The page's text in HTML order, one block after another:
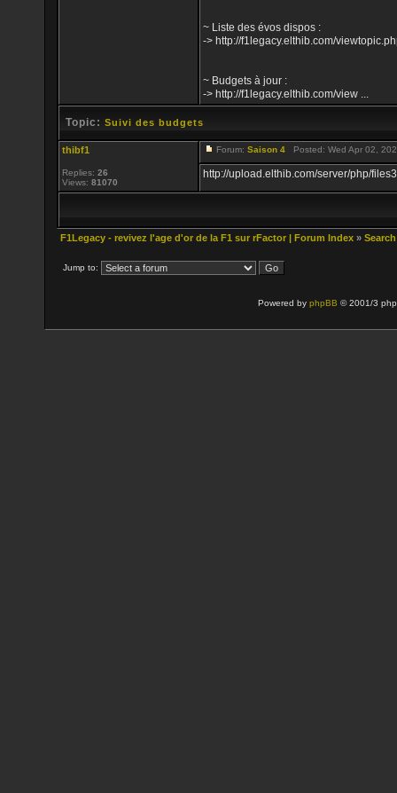
~ Liste des évos dispos :
-> http://f1legacy.elthib.com/
~ Budgets à jour :
-> http://f1legacy.elthib.com/view ...
Topic: Suivi des budgets
thibf1
Replies: 26
Views: 81070
Forum: Saison 4 Posted: Wed Apr 02,
http://upload.elthib.com/server/php/
F1Legacy - revivez l'age d'or de la F1 sur rFactor | Forum Index » Search
Jump to:
Powered by phpBB © 2001/3